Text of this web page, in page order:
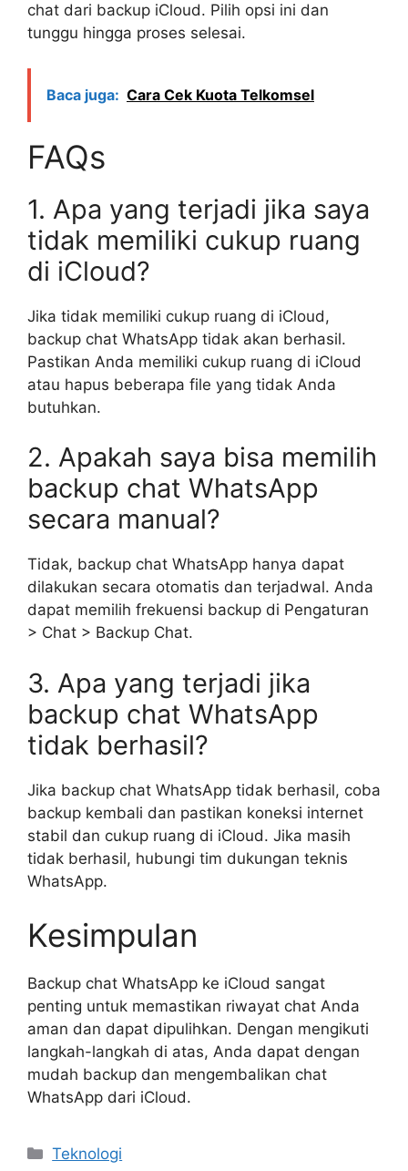
chat dari backup iCloud. Pilih opsi ini dan
tunggu hingga proses selesai.
Baca juga: Cara Cek Kuota Telkomsel
FAQs
1. Apa yang terjadi jika saya
tidak memiliki cukup ruang
di iCloud?
Jika tidak memiliki cukup ruang di iCloud,
backup chat WhatsApp tidak akan berhasil.
Pastikan Anda memiliki cukup ruang di iCloud
atau hapus beberapa file yang tidak Anda
butuhkan.
2. Apakah saya bisa memilih
backup chat WhatsApp
secara manual?
Tidak, backup chat WhatsApp hanya dapat
dilakukan secara otomatis dan terjadwal. Anda
dapat memilih frekuensi backup di Pengaturan
> Chat > Backup Chat.
3. Apa yang terjadi jika
backup chat WhatsApp
tidak berhasil?
Jika backup chat WhatsApp tidak berhasil, coba
backup kembali dan pastikan koneksi internet
stabil dan cukup ruang di iCloud. Jika masih
tidak berhasil, hubungi tim dukungan teknis
WhatsApp.
Kesimpulan
Backup chat WhatsApp ke iCloud sangat
penting untuk memastikan riwayat chat Anda
aman dan dapat dipulihkan. Dengan mengikuti
langkah-langkah di atas, Anda dapat dengan
mudah backup dan mengembalikan chat
WhatsApp dari iCloud.
Kategori
Teknologi